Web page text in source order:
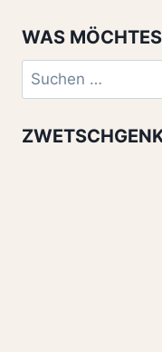
WAS
Suchen
nach: